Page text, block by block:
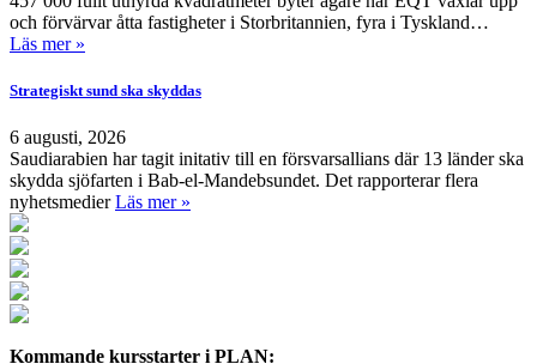
och förvärvar åtta fastigheter i Storbritannien, fyra i Tyskland…
Läs mer »
Strategiskt sund ska skyddas
6 augusti, 2026
Saudiarabien har tagit initativ till en försvarsallians där 13 länder ska
skydda sjöfarten i Bab-el-Mandebsundet. Det rapporterar flera
nyhetsmedierLäs mer »
Kommande kursstarter i PLAN: